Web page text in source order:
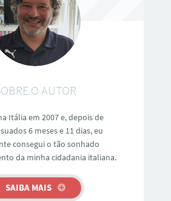
O AUTOR
Itália em 2007 e, depois de
6 meses e 11 dias, eu
consegui o tão sonhado
da minha cidadania italiana.
SAIBA MAIS